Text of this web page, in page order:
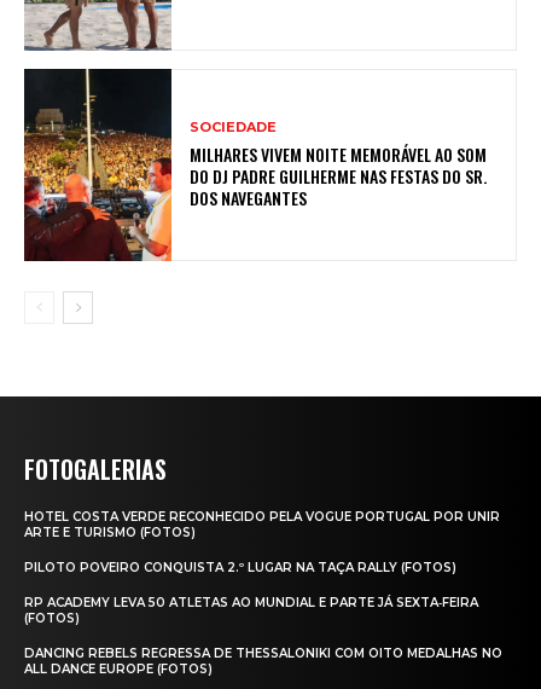
SOCIEDADE
MILHARES VIVEM NOITE MEMORÁVEL AO SOM
DO DJ PADRE GUILHERME NAS FESTAS DO SR.
DOS NAVEGANTES
FOTOGALERIAS
HOTEL COSTA VERDE RECONHECIDO PELA VOGUE PORTUGAL POR UNIR
ARTE E TURISMO (FOTOS)
PILOTO POVEIRO CONQUISTA 2.º LUGAR NA TAÇA RALLY (FOTOS)
RP ACADEMY LEVA 50 ATLETAS AO MUNDIAL E PARTE JÁ SEXTA‑FEIRA
(FOTOS)
DANCING REBELS REGRESSA DE THESSALONIKI COM OITO MEDALHAS NO
ALL DANCE EUROPE (FOTOS)